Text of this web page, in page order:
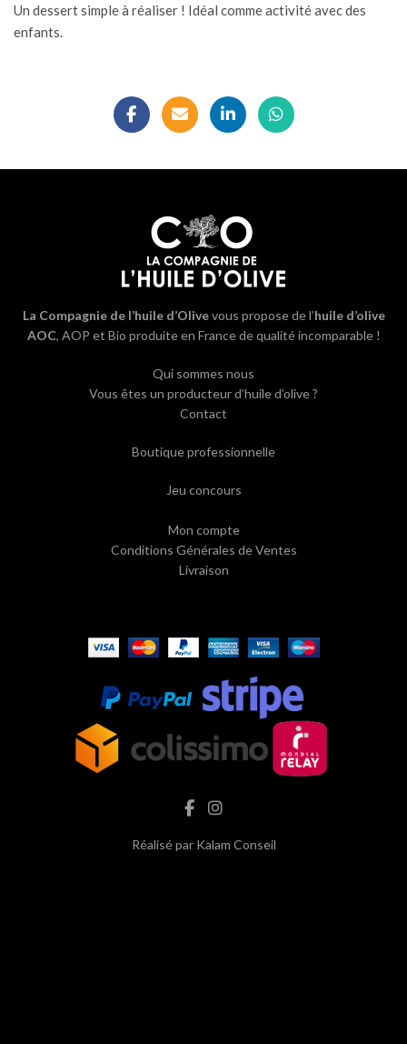
Un dessert simple à réaliser ! Idéal comme activité avec des
enfants.
La Compagnie de l’huile d’Olivevous propose de l’huile d’olive
AOC, AOP et Bio produite en France de qualité incomparable !
Qui sommes nous
Vous êtes un producteur d’huile d’olive ?
Contact
Boutique professionnelle
Jeu concours
Mon compte
Conditions Générales de Ventes
Livraison
Réalisé par Kalam Conseil